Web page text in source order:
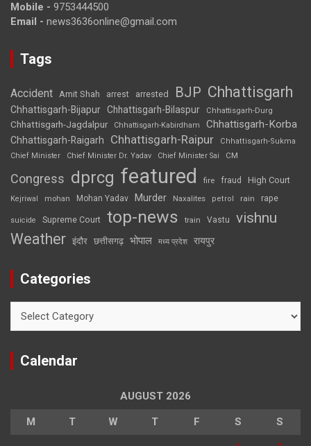
Mobile - 9753444500
Email - news3636online@gmail.com
Tags
Accident Amit Shah arrest arrested BJP Chhattisgarh
Chhattisgarh-Bijapur Chhattisgarh-Bilaspur Chhattisgarh-Durg
Chhattisgarh-Jagdalpur Chhattisgarh-Kabirdham Chhattisgarh-Korba
Chhattisgarh-Raigarh Chhattisgarh-Raipur
Chhattisgarh-Sukma
Chief Minister
Chief Minister Dr. Yadav Chief Minister Sai CM
Congress dprcg featured fire fraud High Court
Kejriwal mohan Mohan Yadav Murder Naxalites petrol rain rape
suicide Supreme Court top-news train Vastu vishnu
Weather इंदौर छत्तीसगढ़ भोपाल मध्य प्रदेश रायपुर
Categories
Calendar
AUGUST 2026
M T W T F S S